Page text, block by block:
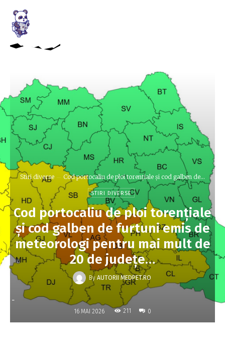
Stiri diverse Cod portocaliu de ploi torențiale și cod galben de...
STIRI DIVERSE
Cod portocaliu de ploi torențiale
și cod galben de furtuni emis de
meteorologi pentru mai mult de
20 de județe…
By AUTORII MEDPET.RO
-
16 MAI 2026 211 0